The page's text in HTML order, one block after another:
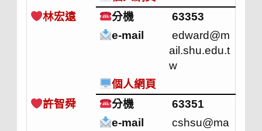
林宏遠
分機
63353
e-mail
edward@m
ail.shu.edu.t
w
個人網頁
許智舜
分機
63351
e-mail
cshsu@ma